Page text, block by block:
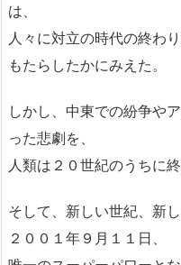
は、
人々に対立の時代の終わ
もたらしたかにみえた。
しかし、中東での紛争や
った悲劇を、
人類は２０世紀のうちに
そして、新しい世紀、新
２００１年９月１１日、